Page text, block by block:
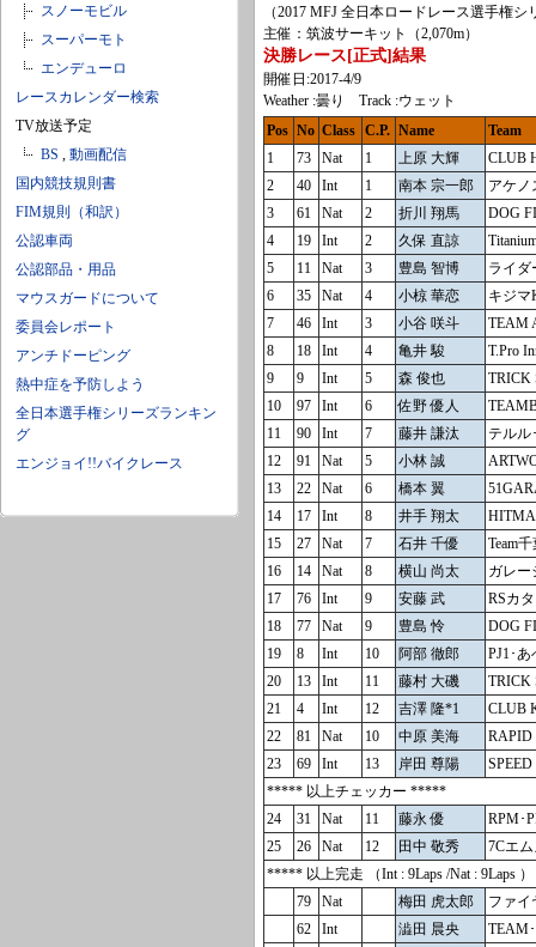
スノーモビル
スーパーモト
エンデューロ
レースカレンダー検索
TV放送予定
BS , 動画配信
国内競技規則書
FIM規則（和訳）
公認車両
公認部品・用品
マウスガードについて
委員会レポート
アンチドーピング
熱中症を予防しよう
全日本選手権シリーズランキン
グ
エンジョイ!!バイクレース
（2017 MFJ 全日本ロードレース選手権
主催：筑波サーキット（2,070m）
決勝レース[正式]結果
開催日:2017-4/9
Weather :曇り Track :ウェット
Pos No Class C.P. Name
Team
1
73 Nat 1 上原 大輝
CLUB
2
40 Int 1 南本 宗一郎
アケ
3
61 Nat 2 折川 翔馬
DOG
4
19 Int 2 久保 直諒
5
11 Nat 3 豊島 智博
ライダ
6
35 Nat 4 小椋 華恋
キジマ
7
46 Int 3 小谷 咲斗
TEAM
8
18 Int 4 亀井 駿
T.Pro
9
9 Int 5 森 俊也
TRICK
10
97 Int 6 佐野 優人
11
90 Int 7 藤井 謙汰
テルル
12
91 Nat 5 小林 誠
13
22 Nat 6 橋本 翼
14
17 Int 8 井手 翔太
15
27 Nat 7 石井 千優
Team
16
14 Nat 8 横山 尚太
ガレー
17
76 Int 9 安藤 武
RSカ
18
77 Nat 9 豊島 怜
DOG
19
8 Int 10 阿部 徹郎
PJ1･
20
13 Int 11 藤村 大磯
TRICK
21
4 Int 12 吉澤 隆*1
CLUB
22
81 Nat 10 中原 美海
RAPID
23
69 Int 13 岸田 尊陽
***** 以上チェッカー *****
24
31 Nat 11 藤永 優
RPM･
25
26 Nat 12 田中 敬秀
7Cエ
***** 以上完走 （Int : 9Laps /Nat : 9Laps
79
Nat 梅田 虎太郎
ファイ
62
Int 澁田 晨央
TEAM